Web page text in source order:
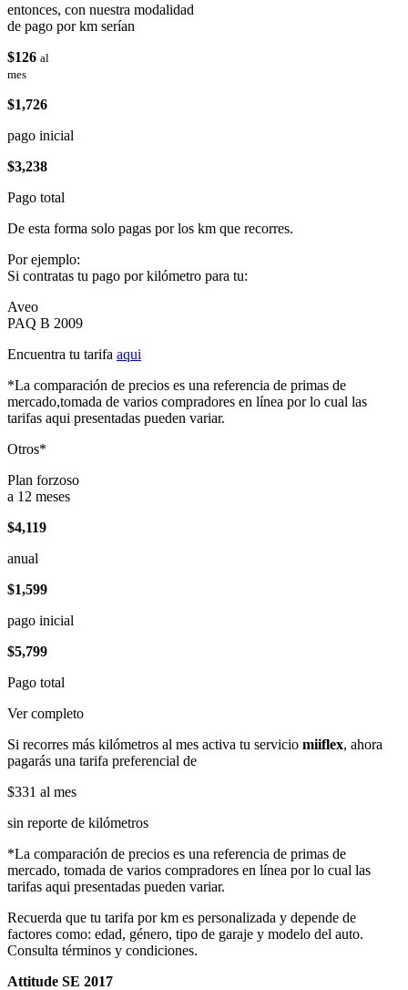
entonces, con nuestra modalidad
de pago por km serían
$126 al
mes
$1,726
pago inicial
$3,238
Pago total
De esta forma solo pagas por los km que recorres.
Por ejemplo:
Si contratas tu pago por kilómetro para tu:
Aveo
PAQ B 2009
Encuentra tu tarifa aqui
*La comparación de precios es una referencia de primas de
mercado,tomada de varios compradores en línea por lo cual las
tarifas aqui presentadas pueden variar.
Otros*
Plan forzoso
a 12 meses
$4,119
anual
$1,599
pago inicial
$5,799
Pago total
Ver completo
Si recorres más kilómetros al mes activa tu servicio miiflex, ahora
pagarás una tarifa preferencial de
$331 al mes
sin reporte de kilómetros
*La comparación de precios es una referencia de primas de
mercado, tomada de varios compradores en línea por lo cual las
tarifas aqui presentadas pueden variar.
Recuerda que tu tarifa por km es personalizada y depende de
factores como: edad, género, tipo de garaje y modelo del auto.
Consulta términos y condiciones.
Attitude SE 2017